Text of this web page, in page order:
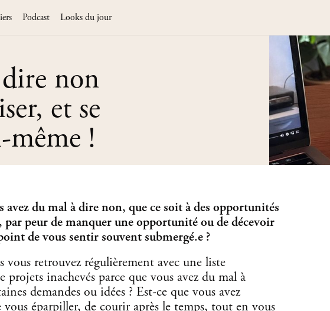
Podcast Looks du jour
non
et se
!
avez du mal à dire non, que ce soit à des opportunités
par peur de manquer une opportunité ou de décevoir
de vous sentir souvent submergé.e ?
vous retrouvez régulièrement avec une liste
projets inachevés parce que vous avez du mal à
demandes ou idées ? Est-ce que vous avez
vous éparpiller, de courir après le temps, tout en vous